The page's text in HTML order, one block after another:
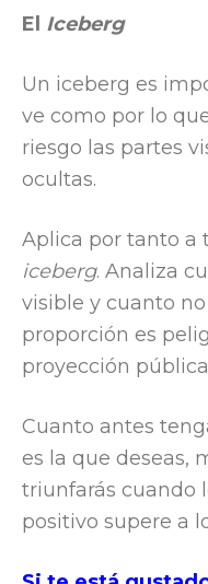
El Iceberg
Un iceberg es
ve como por lo
riesgo las partes
ocultas.
Aplica por tanto a
iceberg. Analiza
visible y cuanto
proporción es
proyección
Cuanto antes
es la que deseas,
triunfarás cuando
positivo supere a